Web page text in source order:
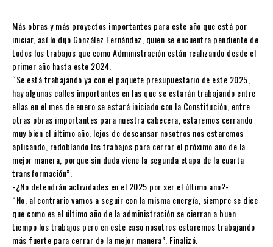
Más obras y más proyectos importantes para este año que está por
iniciar, así lo dijo González Fernández, quien se encuentra pendiente de
todos los trabajos que como Administración están realizando desde el
primer año hasta este 2024.
“Se está trabajando ya con el paquete presupuestario de este 2025,
hay algunas calles importantes en las que se estarán trabajando entre
ellas en el mes de enero se estará iniciado con la Constitución, entre
otras obras importantes para nuestra cabecera, estaremos cerrando
muy bien el último año, lejos de descansar nosotros nos estaremos
aplicando, redoblando los trabajos para cerrar el próximo año de la
mejor manera, porque sin duda viene la segunda etapa de la cuarta
transformación”.
-¿No detendrán actividades en el 2025 por ser el último año?-
“No, al contrario vamos a seguir con la misma energía, siempre se dice
que como es el último año de la administración se cierran a buen
tiempo los trabajos pero en este caso nosotros estaremos trabajando
más fuerte para cerrar de la mejor manera”. Finalizó.